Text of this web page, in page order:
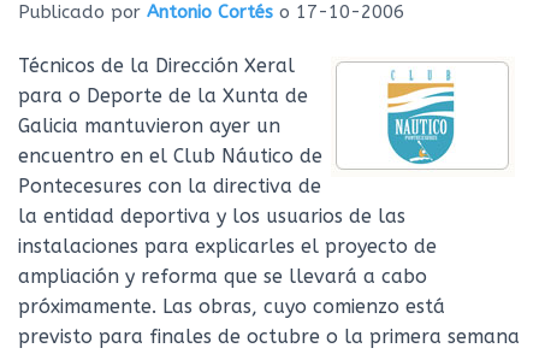
Publicado por Antonio Cortés o 17-10-2006
Técnicos de la Dirección Xeral
para o Deporte de la Xunta de
Galicia mantuvieron ayer un
encuentro en el Club Náutico de
Pontecesures con la directiva de
la entidad deportiva y los usuarios de las
instalaciones para explicarles el proyecto de
ampliación y reforma que se llevará a cabo
próximamente. Las obras, cuyo comienzo está
previsto para finales de octubre o la primera semana